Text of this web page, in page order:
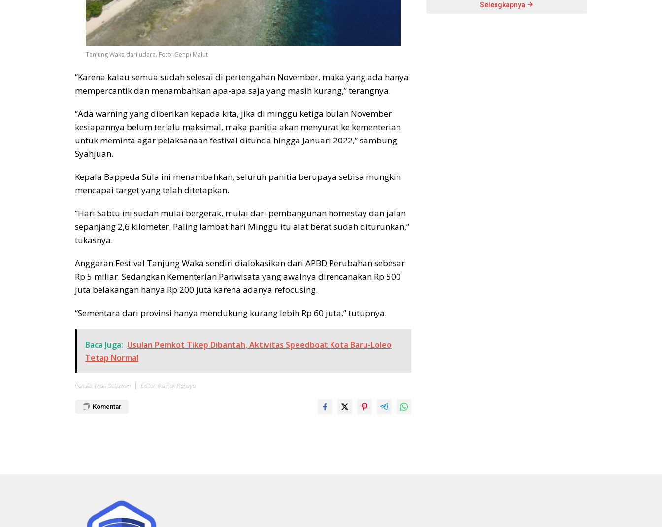
Tanjung Waka dari udara. Foto: Genpi Malut
“Karena kalau semua sudah selesai di pertengahan November, maka yang ada hanya
mempercantik dan menambahkan apa-apa saja yang masih kurang,” terangnya.
“Ada warning yang diberikan kepada kita, jika di minggu ketiga bulan November
kesiapannya belum terlalu maksimal, maka panitia akan menyurat ke kementerian
untuk meminta agar pelaksanaan festival ditunda hingga Januari 2022,” sambung
Syahjuan.
Kepala Bappeda Sula ini menambahkan, seluruh panitia berupaya sebisa mungkin
mencapai target yang telah ditetapkan.
“Hari Sabtu ini sudah mulai bergerak, mulai dari pembangunan homestay dan jalan
sepanjang 2,6 kilometer. Paling lambat hari Minggu itu alat berat sudah diturunkan,”
tukasnya.
Anggaran Festival Tanjung Waka sendiri dialokasikan dari APBD Perubahan sebesar
Rp 5 miliar. Sedangkan Kementerian Pariwisata yang awalnya direncanakan Rp 500
juta belakangan hanya Rp 200 juta karena adanya refocusing.
“Sementara dari provinsi hanya mendukung kurang lebih Rp 60 juta,” tutupnya.
Baca Juga: Usulan Pemkot Tikep Dibantah, Aktivitas Speedboat Kota Baru-Loleo
Tetap Normal
Penulis: Iwan Setiawan Editor: Ika Fuji Rahayu
Komentar
Selengkapnya